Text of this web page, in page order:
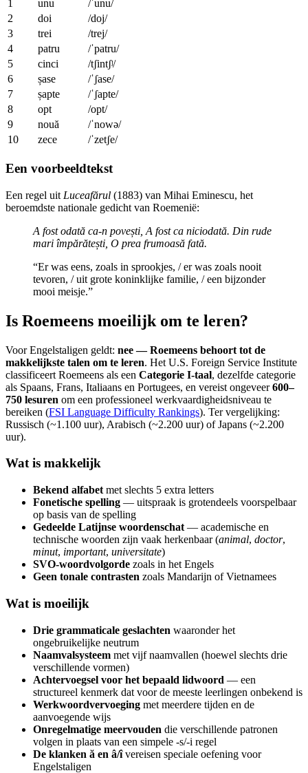
1 unu
/ˈunu/
2
doi
/doj/
3
trei
/trej/
4
patru
/ˈpatru/
5
cinci
/tʃintʃʲ/
6
șase
/ˈʃase/
7
șapte
/ˈʃapte/
8
opt
/opt/
9
nouă
/ˈnowə/
10
zece /ˈzetʃe/
Een voorbeeldtekst
Een regel uit Luceafărul (1883) van Mihai Eminescu, het
beroemdste nationale gedicht van Roemenië:
A fost odată ca-n povești, A fost ca niciodată. Din rude
mari împărătești, O prea frumoasă fată.
“Er was eens, zoals in sprookjes, / er was zoals nooit
tevoren, / uit grote koninklijke familie, / een bijzonder
mooi meisje.”
Is Roemeens moeilijk om te leren?
Voor Engelstaligen geldt: nee — Roemeens behoort tot de
makkelijkste talen om te leren. Het U.S. Foreign Service Institute
classificeert Roemeens als een Categorie I-taal, dezelfde categorie
als Spaans, Frans, Italiaans en Portugees, en vereist ongeveer600–
750 lesuren om een professioneel werkvaardigheidsniveau te
bereiken (FSI Language Difficulty Rankings). Ter vergelijking:
Russisch (~1.100 uur), Arabisch (~2.200 uur) of Japans (~2.200
uur).
Wat is makkelijk
Bekend alfabet met slechts 5 extra letters
Fonetische spelling — uitspraak is grotendeels voorspelbaar
op basis van de spelling
Gedeelde Latijnse woordenschat — academische en
technische woorden zijn vaak herkenbaar (animal, doctor,
minut, important, universitate)
SVO-woordvolgorde zoals in het Engels
Geen tonale contrasten zoals Mandarijn of Vietnamees
Wat is moeilijk
Drie grammaticale geslachten waaronder het
ongebruikelijke neutrum
Naamvalsysteem met vijf naamvallen (hoewel slechts drie
verschillende vormen)
Achtervoegsel voor het bepaald lidwoord — een
structureel kenmerk dat voor de meeste leerlingen onbekend is
Werkwoordvervoeging met meerdere tijden en de
aanvoegende wijs
Onregelmatige meervouden die verschillende patronen
volgen in plaats van een simpele -s/-i regel
De klanken ă en â/îvereisen speciale oefening voor
Engelstaligen